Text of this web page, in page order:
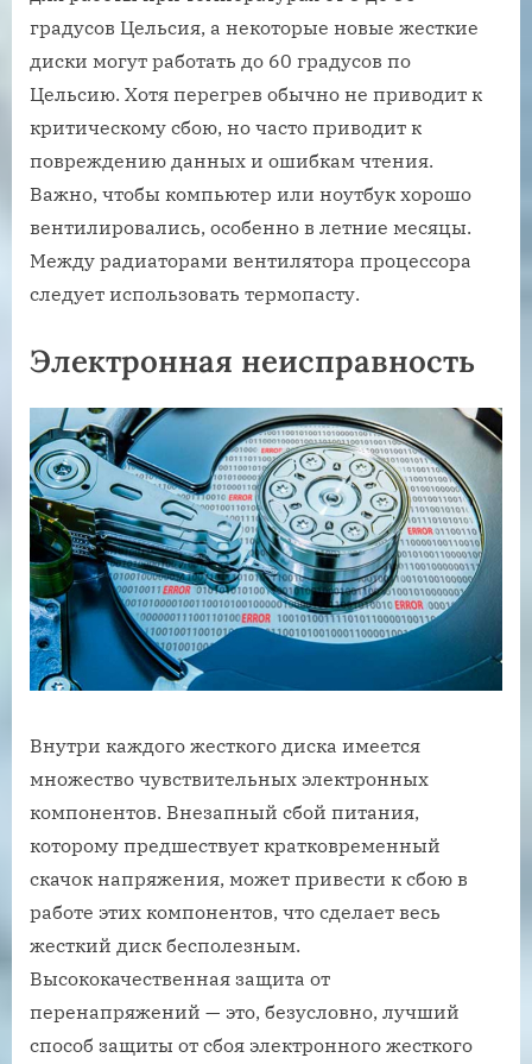
градусов Цельсия, а некоторые новые жесткие
диски могут работать до 60 градусов по
Цельсию. Хотя перегрев обычно не приводит к
критическому сбою, но часто приводит к
повреждению данных и ошибкам чтения.
Важно, чтобы компьютер или ноутбук хорошо
вентилировались, особенно в летние месяцы.
Между радиаторами вентилятора процессора
следует использовать термопасту.
Электронная неисправность
Внутри каждого жесткого диска имеется
множество чувствительных электронных
компонентов. Внезапный сбой питания,
которому предшествует кратковременный
скачок напряжения, может привести к сбою в
работе этих компонентов, что сделает весь
жесткий диск бесполезным.
Высококачественная защита от
перенапряжений — это, безусловно, лучший
способ защиты от сбоя электронного жесткого